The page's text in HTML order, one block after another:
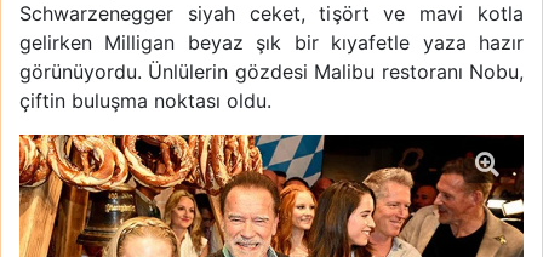
Schwarzenegger siyah ceket, tişört ve mavi kotla
gelirken Milligan beyaz şık bir kıyafetle yaza hazır
görünüyordu. Ünlülerin gözdesi Malibu restoranı Nobu,
çiftin buluşma noktası oldu.